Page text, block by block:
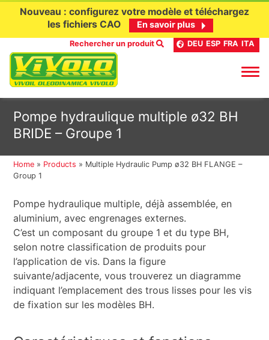
contenu
Nouveau : configurez votre modèle et téléchargez
les fichiers CAO
En savoir plus
Rechercher un produit DEU ESP FRA ITA
Pompe hydraulique multiple ø32 BH
BRIDE – Groupe 1
Home » Products » Multiple Hydraulic Pump ø32 BH FLANGE –
Group 1
Pompe hydraulique multiple, déjà assemblée, en
aluminium, avec engrenages externes.
C’est un composant du groupe 1 et du type BH,
selon notre classification de produits pour
l’application de vis. Dans la figure
suivante/adjacente, vous trouverez un diagramme
indiquant l’emplacement des trous lisses pour les vis
de fixation sur les modèles BH.